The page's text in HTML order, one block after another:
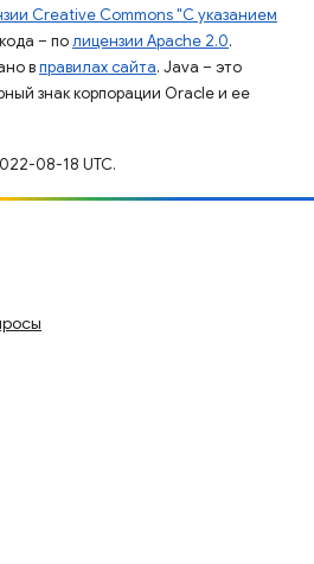
Creative Commons "С указанием
– полицензии Apache 2.0.
вправилах сайта. Java – это
знак корпорации Oracle и ее
08-18 UTC.